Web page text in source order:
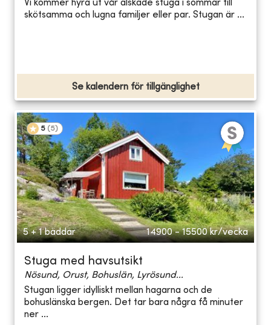
Vi kommer hyra ut vår älskade stuga i sommar till
skötsamma och lugna familjer eller par. Stugan är ...
Se kalendern för tillgänglighet
5 (5)
5 + 1 bäddar 14900 - 15500 kr/vecka
Stuga med havsutsikt
Nösund, Orust, Bohuslän, Lyrösund...
Stugan ligger idylliskt mellan hagarna och de
bohuslänska bergen. Det tar bara några få minuter
ner ...